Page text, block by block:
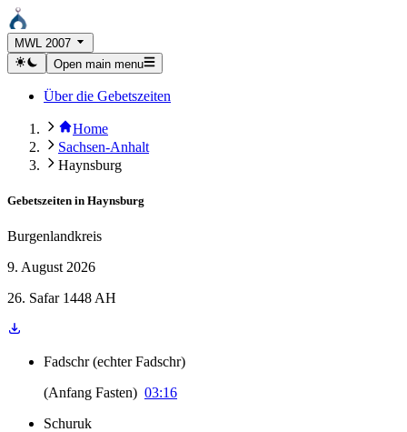
MWL 2007
Open main menu
Über die Gebetszeiten
Home
Sachsen-Anhalt
Haynsburg
Gebetszeiten in Haynsburg
Burgenlandkreis
9. August 2026
26. Safar 1448 AH
Fadschr (echter Fadschr)
(Anfang Fasten) 03:16
Schuruk